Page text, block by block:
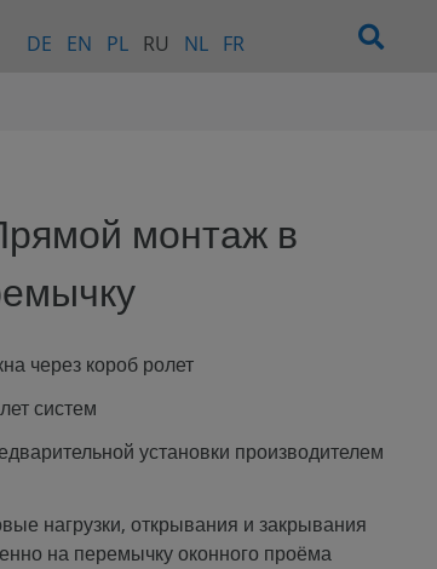
DE EN PL RU NL FR
монтаж в
через короб ролет
систем
установки производителем
нагрузки, открывания и закрывания
на перемычку оконного проёма